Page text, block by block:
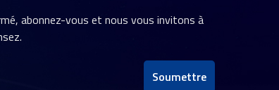
abonnez-vous et nous vous invitons à
Soumettre